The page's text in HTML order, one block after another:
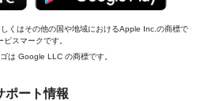
くはその他の国や地域におけるApple Inc.の商標で
スマークです。
は Google LLC の商標です。
ポート情報